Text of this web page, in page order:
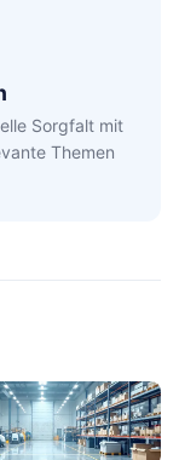
Sorgfalt mit
Themen